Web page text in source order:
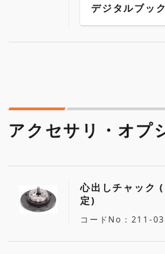
デジタルブッ
アクセサリ・オプ
心出しチャック
定)
コードNo 211-